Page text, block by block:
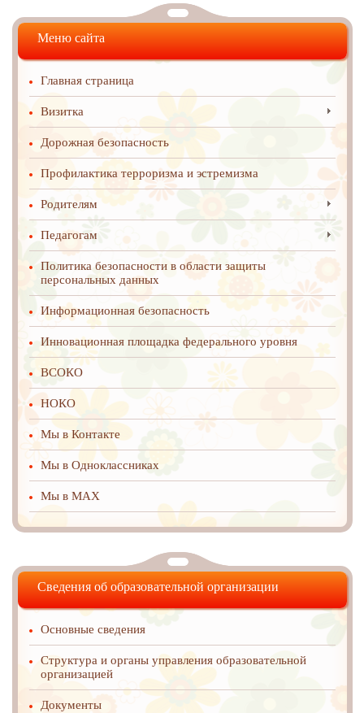
Меню сайта
Главная страница
Визитка
Дорожная безопасность
Профилактика терроризма и эстремизма
Родителям
Педагогам
Политика безопасности в области защиты
персональных данных
Информационная безопасность
Инновационная площадка федерального уровня
ВСОКО
НОКО
Мы в Контакте
Мы в Одноклассниках
Мы в MAX
Сведения об образовательной организации
Основные сведения
Структура и органы управления образовательной
организацией
Документы